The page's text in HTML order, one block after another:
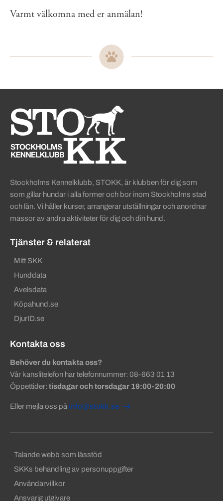
Varmt välkomna med er anmälan!
Sidinformation och
Köpa hund startsida
Stockholms Kennelklubb, STOKK, är klubben för dig som
som gillar hundar i alla former och bor inom Stockholms stad
och län. Vi håller kurser, arrangerar utställningar och anordnar
massor av andra aktiviteter för dig och din hund.
Tjänster & relaterat
Mitt SKK
Hunddata
Avelsdata
Köpahund.se
DjurID.se
Kontakta oss
Behöver du kontakta oss?
Vår kanslitelefon har telefonnummer: 08-663 01 13
Öppettider: tisdagar och torsdagar 19:00-20:00
Eller mejla oss på info@stokk.se
Sekundära sidfotslänkar
Talande webb som lässtöd
SKKs behandling av personuppgifter
Användarvillkor
Ansvarig utgivare